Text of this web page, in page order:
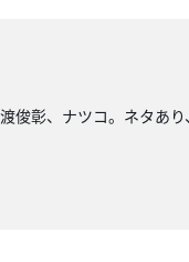
俊彰、ナツコ。ネタあ